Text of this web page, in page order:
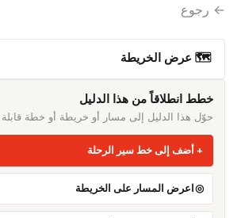
← رجوع
🗺 عرض الخريطة
خطط انطلاقاً من هذا الدليل
حوّل هذا الدليل إلى مسار أو خريطة أو خطة قابلة
أضف إلى خط سير الرحلة
اعرض المسار على الخريطة